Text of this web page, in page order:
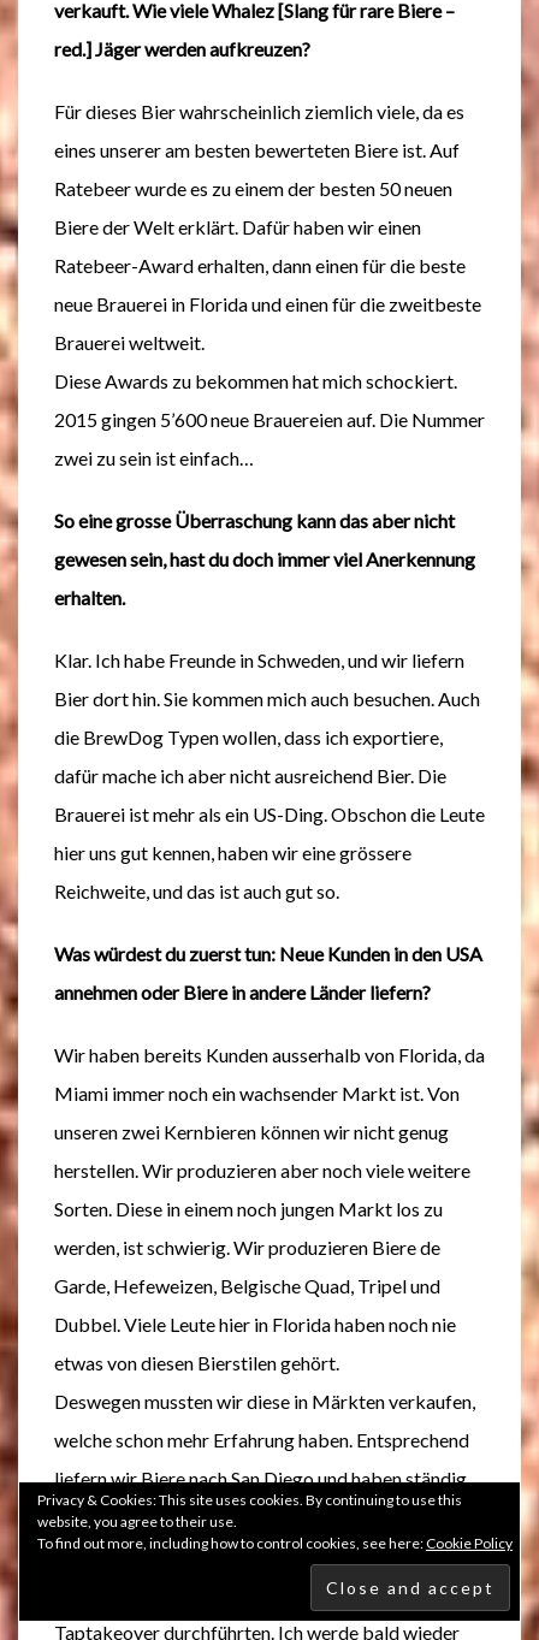
verkauft. Wie viele Whalez [Slang für rare Biere –
red.] Jäger werden aufkreuzen?
Für dieses Bier wahrscheinlich ziemlich viele, da es
eines unserer am besten bewerteten Biere ist. Auf
Ratebeer wurde es zu einem der besten 50 neuen
Biere der Welt erklärt. Dafür haben wir einen
Ratebeer-Award erhalten, dann einen für die beste
neue Brauerei in Florida und einen für die zweitbeste
Brauerei weltweit.
Diese Awards zu bekommen hat mich schockiert.
2015 gingen 5’600 neue Brauereien auf. Die Nummer
zwei zu sein ist einfach…
So eine grosse Überraschung kann das aber nicht
gewesen sein, hast du doch immer viel Anerkennung
erhalten.
Klar. Ich habe Freunde in Schweden, und wir liefern
Bier dort hin. Sie kommen mich auch besuchen. Auch
die BrewDog Typen wollen, dass ich exportiere,
dafür mache ich aber nicht ausreichend Bier. Die
Brauerei ist mehr als ein US-Ding. Obschon die Leute
hier uns gut kennen, haben wir eine grössere
Reichweite, und das ist auch gut so.
Was würdest du zuerst tun: Neue Kunden in den USA
annehmen oder Biere in andere Länder liefern?
Wir haben bereits Kunden ausserhalb von Florida, da
Miami immer noch ein wachsender Markt ist. Von
unseren zwei Kernbieren können wir nicht genug
herstellen. Wir produzieren aber noch viele weitere
Sorten. Diese in einem noch jungen Markt los zu
werden, ist schwierig. Wir produzieren Biere de
Garde, Hefeweizen, Belgische Quad, Tripel und
Dubbel. Viele Leute hier in Florida haben noch nie
etwas von diesen Bierstilen gehört.
Deswegen mussten wir diese in Märkten verkaufen,
welche schon mehr Erfahrung haben. Entsprechend
liefern wir Biere nach San Diego und haben ständig
Lieferungen nach New York City und Richmond,
Virginia ans Mekong Restaurant. In New York
beliefern wir Tørst, wo wir im November ein
Taptakeover durchführten. Ich werde bald wieder
Privacy & Cookies: This site uses cookies. By continuing to use this
website, you agree to their use.
To find out more, including how to control cookies, see here:Cookie Policy